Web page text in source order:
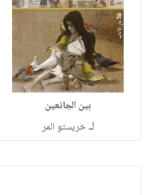
بين الجائعين
لـخريستو المر